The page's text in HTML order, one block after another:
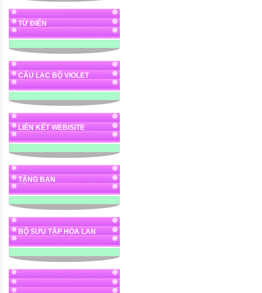
TỪ ĐIỂN
CÂU LẠC BỘ VIOLET
LIÊN KẾT WEBISITE
TẶNG BẠN
BỘ SƯU TẬP HOA LAN